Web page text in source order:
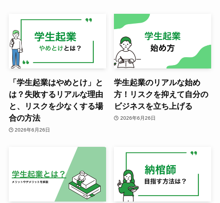
「学生起業はやめとけ」と
は？失敗するリアルな理由
と、リスクを少なくする場
合の方法
2026年6月26日
学生起業のリアルな始め
方！リスクを抑えて自分の
ビジネスを立ち上げる
2026年6月26日